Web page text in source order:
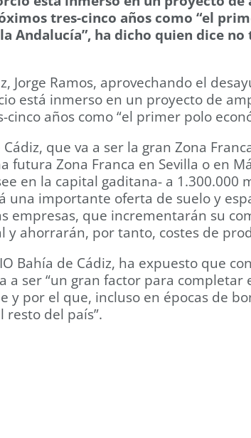
tres-cinco años como “el
Andalucía”, ha dicho quien dice
Jorge Ramos, aprovechando el
está inmerso en un proyecto de
años como “el primer polo
que va a ser la gran Zona
Zona Franca en Sevilla o en
en la capital gaditana- a 1.300.000
una importante oferta de suelo y
que incrementarán su
ahorrarán, por tanto, costes de
Bahía de Cádiz, ha expuesto que
a ser “un gran factor para
por el que, incluso en épocas de
del país”.